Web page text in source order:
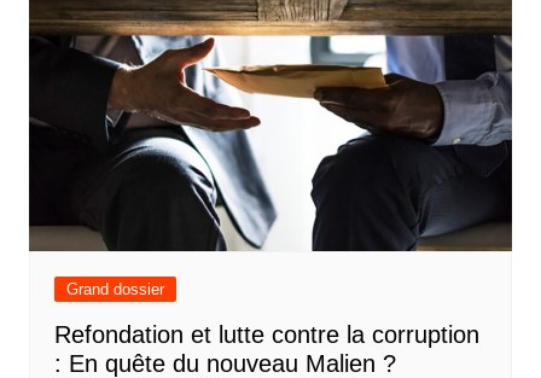
Grand dossier
Refondation et lutte contre la corruption
: En quête du nouveau Malien ?